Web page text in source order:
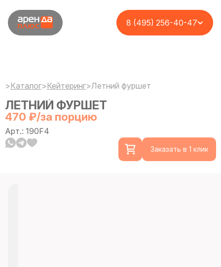
8 (495) 256-40-47
>Каталог>Кейтеринг>Летний фуршет
ЛЕТНИЙ ФУРШЕТ
470 ₽/за порцию
Арт.: 190F4
Заказать в 1 клик